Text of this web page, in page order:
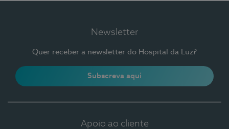
Newsletter
Quer receber a newsletter do Hospital da Luz?
Subscreva aqui
Apoio ao cliente